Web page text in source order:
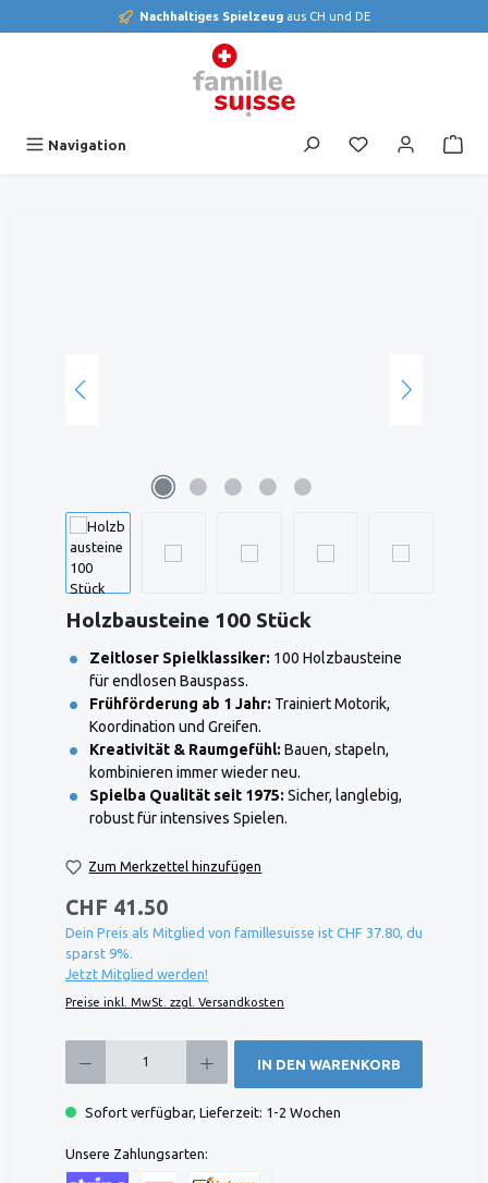
Nachhaltiges Spielzeug aus CH und DE
Navigation Du hast 0
Holzbausteine 100 Stück
Zeitloser Spielklassiker: 100 Holzbausteine
für endlosen Bauspass.
Frühförderung ab 1 Jahr: Trainiert Motorik,
Koordination und Greifen.
Kreativität & Raumgefühl: Bauen, stapeln,
kombinieren immer wieder neu.
Spielba Qualität seit 1975: Sicher, langlebig,
robust für intensives Spielen.
Zum Merkzettel hinzufügen
CHF 41.50
Dein Preis als Mitglied von famillesuisse ist CHF 37.80, du
sparst 9%.
Jetzt Mitglied werden!
Preise inkl. MwSt. zzgl. Versandkosten
IN DEN WARENKORB
Sofort verfügbar, Lieferzeit: 1-2 Wochen
Unsere Zahlungsarten: